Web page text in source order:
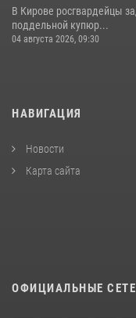
В Кирове росгвардейцы
поддельной купюр...
04 августа 2026, 09:30
НАВИГАЦИЯ
Новости
Карта сайта
ОФИЦИАЛЬНЫЕ